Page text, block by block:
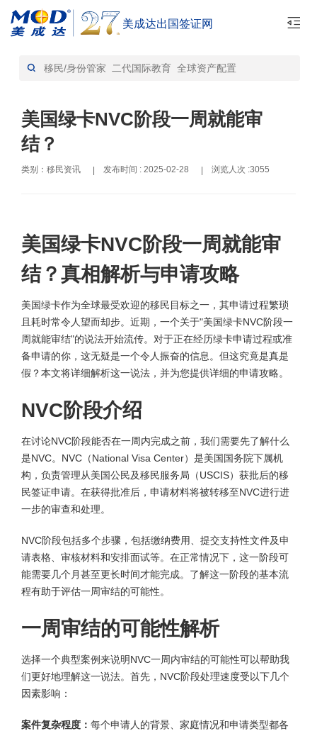
美成达出国签证网
首页> 移民资讯-资讯
美国绿卡NVC阶段一周就能审
结？
类别：移民资讯 | 发布时间 : 2025-02-28 | 浏览人次 :3055
美国绿卡NVC阶段一周就能审
结？真相解析与申请攻略
美国绿卡作为全球最受欢迎的移民目标之一，其申请过程繁琐
且耗时常令人望而却步。近期，一个关于"美国绿卡NVC阶段一
周就能审结"的说法开始流传。对于正在经历绿卡申请过程或准
备申请的你，这无疑是一个令人振奋的信息。但这究竟是真是
假？本文将详细解析这一说法，并为您提供详细的申请攻略。
NVC阶段介绍
在讨论NVC阶段能否在一周内完成之前，我们需要先了解什么
是NVC。NVC（National Visa Center）是美国国务院下属机
构，负责管理从美国公民及移民服务局（USCIS）获批后的移
民签证申请。在获得批准后，申请材料将被转移至NVC进行进
一步的审查和处理。
NVC阶段包括多个步骤，包括缴纳费用、提交支持性文件及申
请表格、审核材料和安排面试等。在正常情况下，这一阶段可
能需要几个月甚至更长时间才能完成。了解这一阶段的基本流
程有助于评估一周审结的可能性。
一周审结的可能性解析
选择一个典型案例来说明NVC一周内审结的可能性可以帮助我
们更好地理解这一说法。首先，NVC阶段处理速度受以下几个
因素影响：
案件复杂程度： 每个申请人的背景、家庭情况和申请类型都各